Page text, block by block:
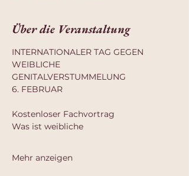
Über die Veranstaltung
INTERNATIONALER TAG GEGEN
WEIBLICHE
GENITALVERSTUMMELUNG
6. FEBRUAR
Kostenloser Fachvortrag
Was ist weibliche
Mehr anzeigen